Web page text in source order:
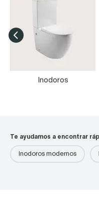
Inodoros
Te ayudamos a encontrar
Inodoros modernos